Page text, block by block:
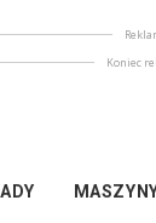
Koniec